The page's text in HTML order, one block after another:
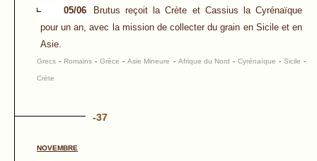
05/06
Brutus reçoit la Crète et Cassius la Cyrénaïque
pour un an, avec la mission de collecter du grain en Sicile et en
Asie.
Grecs - Romains -Grèce -Asie Mineure - Afrique du Nord - Cyrénaïque - Sicile -
Crète
-37
NOVEMBRE